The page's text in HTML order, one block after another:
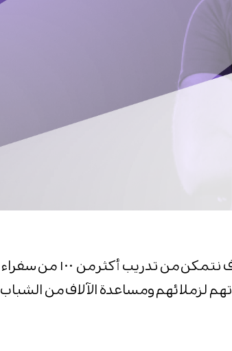
بحلول عام ۲۰۲۲، وبحسب الخطة الموضوعة، سوف نتمكن من تدريب أكثر من ۱۰۰ من سفراء
لزملائهم ومساعدة الآلاف من الشباب